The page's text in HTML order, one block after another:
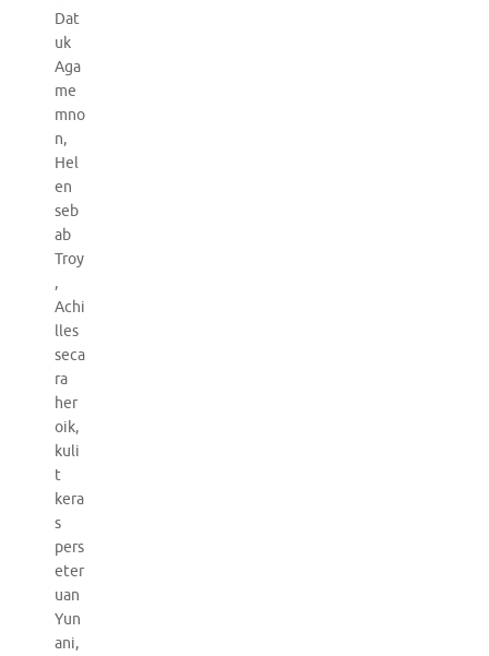
Dat
uk
Aga
me
mno
n,
Hel
en
seb
ab
Troy
,
Achi
lles
seca
ra
her
oik,
kuli
t
kera
s
pers
eter
uan
Yun
ani,